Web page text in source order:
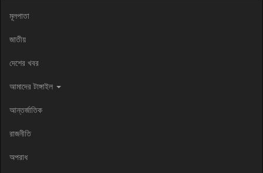
মূলপাতা
জাতীয়
দেশের খবর
আমাদের টাঙ্গাইল
আন্তর্জাতিক
রাজনীতি
অপরাধ